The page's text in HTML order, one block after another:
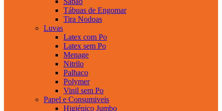
Tábuas de Engomar
Tira Nodoas
Luvas
Latex com Po
Latex sem Po
Menage
Nitrilo
Palhaco
Polymer
Vinil sem Po
Papel e Consumiveis
Higiénico Jumbo